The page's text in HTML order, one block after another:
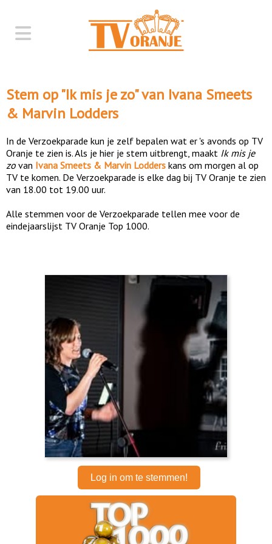
Stem op "Ik mis je zo" van Ivana Smeets
& Marvin Lodders
In de Verzoekparade kun je zelf bepalen wat er 's avonds op TV
Oranje te zien is. Als je hier je stem uitbrengt, maakt Ik mis je
zo van Ivana Smeets & Marvin Lodders kans om morgen al op
TV te komen. De Verzoekparade is elke dag bij TV Oranje te zien
van 18.00 tot 19.00 uur.
Alle stemmen voor de Verzoekparade tellen mee voor de
eindejaarslijst TV Oranje Top 1000.
Log in om te stemmen!